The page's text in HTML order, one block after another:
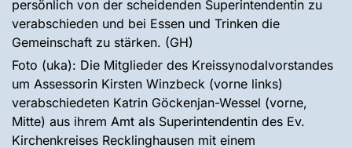
persönlich von der scheidenden Superintendentin zu
verabschieden und bei Essen und Trinken die
Gemeinschaft zu stärken. (GH)
Foto (uka): Die Mitglieder des Kreissynodalvorstandes
um Assessorin Kirsten Winzbeck (vorne links)
verabschiedeten Katrin Göckenjan-Wessel (vorne,
Mitte) aus ihrem Amt als Superintendentin des Ev.
Kirchenkreises Recklinghausen mit einem